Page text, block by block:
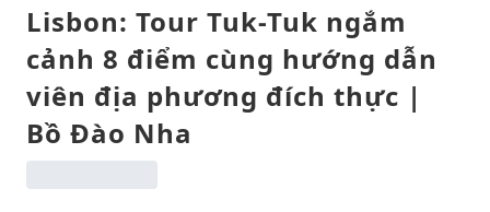
Lisbon: Tour Tuk-Tuk ngắm
cảnh 8 điểm cùng hướng dẫn
viên địa phương đích thực |
Bồ Đào Nha